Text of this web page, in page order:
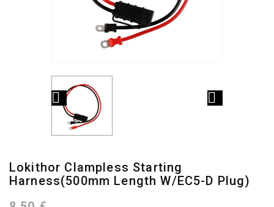
 
Lokithor Clampless Starting
Harness(500mm Length W/EC5-D Plug)